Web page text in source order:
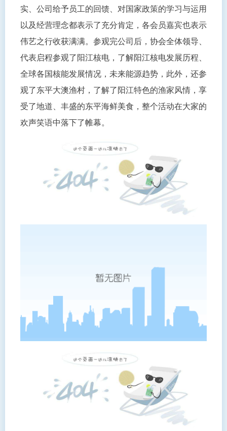
实、公司给予员工的回馈、对国家政策的学习与运用
以及经营理念都表示了充分肯定，各会员嘉宾也表示
伟艺之行收获满满。参观完公司后，协会全体领导、
代表启程参观了阳江核电，了解阳江核电发展历程、
全球各国核能发展情况，未来能源趋势，此外，还参
观了东平大澳渔村，了解了阳江特色的渔家风情，享
受了地道、丰盛的东平海鲜美食，整个活动在大家的
欢声笑语中落下了帷幕。